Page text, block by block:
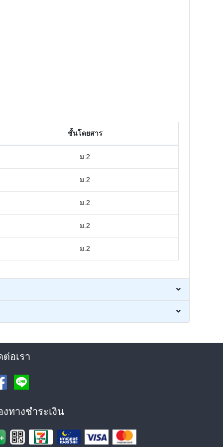
ชั้นโดยสาร
ม.2
ม.2
ม.2
ม.2
ม.2
ต่อเรา
งทางชำระเงิน